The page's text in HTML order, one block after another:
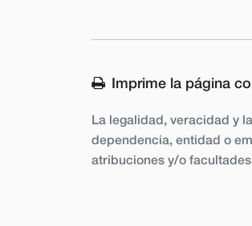
Imprime la página
La legalidad, veracidad y
dependencia, entidad o
atribuciones y/o